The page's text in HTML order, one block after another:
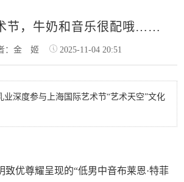
节，牛奶和音乐很配哦……
：金 姬 2025-11-04 20:51
业深度参与上海国际艺术节“艺术天空”文化
致优尊耀呈现的“低男中音布莱恩·特菲